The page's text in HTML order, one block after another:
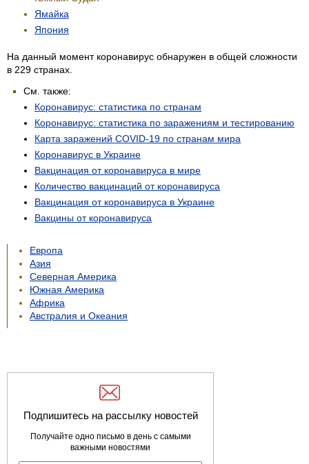
Ямайка
Япония
На данный момент коронавирус обнаружен в общей сложности
в 229 странах.
См. также:
Коронавирус: статистика по странам
Коронавирус: статистика по заражениям и тестированию
Карта заражений COVID-19 по странам мира
Коронавирус в Украине
Вакцинация от коронавируса в мире
Количество вакцинаций от коронавируса
Вакцинация от коронавируса в Украине
Вакцины от коронавируса
Европа
Азия
Северная Америка
Южная Америка
Африка
Австралия и Океания
Подпишитесь на рассылку новостей
Получайте одно письмо в день с самыми
важными новостями